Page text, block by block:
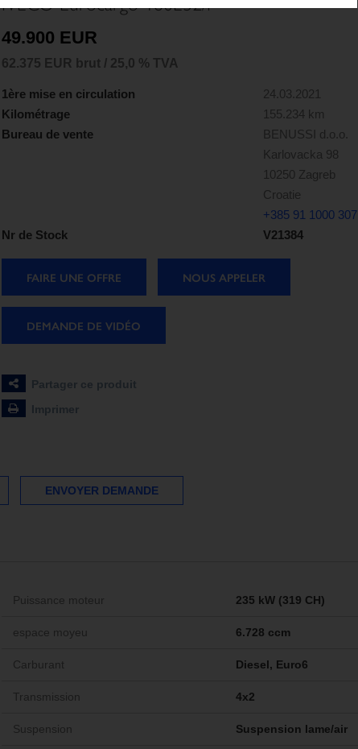
49.900 EUR
62.375 EUR brut / 25,0 % TVA
1ère mise en circulation
24.03.2021
Kilométrage
155.234 km
Bureau de vente
BENUSSI d.o.o.
Karlovacka 98
10250 Zagreb
Croatie
+385 91 1000 307
Nr de Stock
V21384
FAIRE UNE OFFRE NOUS APPELER
DEMANDE DE VIDÉO
Partager ce produit
Imprimer
ENVOYER DEMANDE
Puissance moteur 235 kW (319 CH)
espace moyeu 6.728 ccm
Carburant Diesel, Euro6
Transmission 4x2
Suspension Suspension lame/air